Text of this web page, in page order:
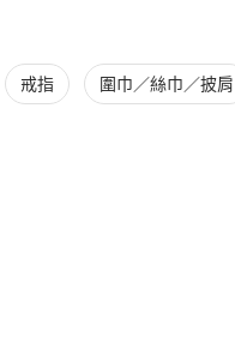
戒指 圍巾／絲巾／披肩